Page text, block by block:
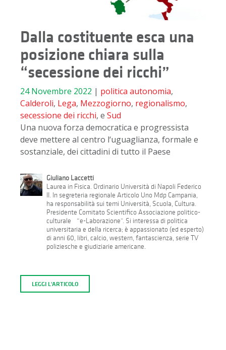
Dalla costituente esca una
posizione chiara sulla
“secessione dei ricchi”
24 Novembre 2022 | politica autonomia,
Calderoli, Lega, Mezzogiorno, regionalismo,
secessione dei ricchi, e Sud
Una nuova forza democratica e progressista
deve mettere al centro l‘uguaglianza, formale e
sostanziale, dei cittadini di tutto il Paese
Giuliano Laccetti
Laurea in Fisica. Ordinario Università di Napoli Federico
II. In segreteria regionale Articolo Uno Mdp Campania,
ha responsabilità sui temi Università, Scuola, Cultura.
Presidente Comitato Scientifico Associazione politico-
culturale “e-Laborazione”. Si interessa di politica
universitaria e della ricerca; è appassionato (ed esperto)
di anni 60, libri, calcio, western, fantascienza, serie TV
poliziesche e giudiziarie americane.
LEGGI L'ARTICOLO